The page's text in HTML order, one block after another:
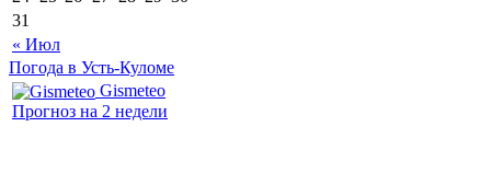
« Июл
31
Погода в Усть-Куломе
Gismeteo
Прогноз на 2 недели